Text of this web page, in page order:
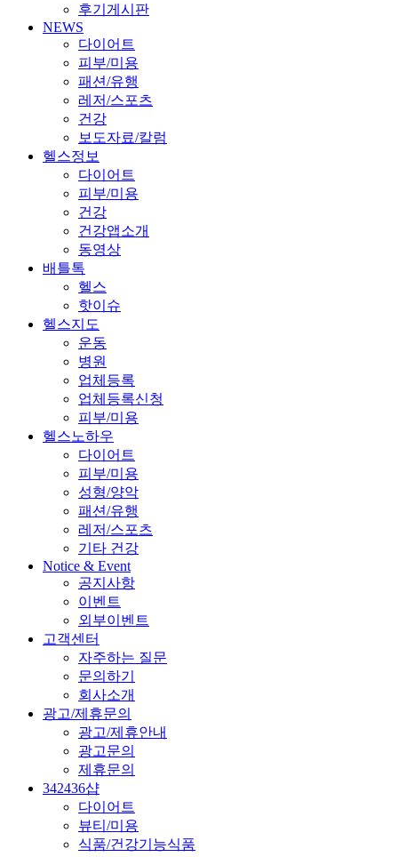
후기게시판
NEWS
다이어트
피부/미용
패션/유행
레저/스포츠
건강
보도자료/칼럼
헬스정보
다이어트
피부/미용
건강
건강앱소개
동영상
배틀톡
헬스
핫이슈
헬스지도
운동
병원
업체등록
업체등록신청
피부/미용
헬스노하우
다이어트
피부/미용
성형/양악
패션/유행
레저/스포츠
기타 건강
Notice & Event
공지사항
이벤트
외부이벤트
고객센터
자주하는 질문
문의하기
회사소개
광고/제휴문의
광고/제휴안내
광고문의
제휴문의
342436샵
다이어트
뷰티/미용
식품/건강기능식품